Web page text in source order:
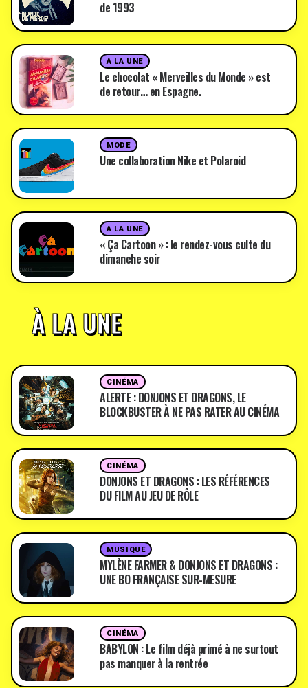
de 1993
A LA UNE
Le chocolat « Merveilles du Monde » est
de retour… en Espagne.
MODE
Une collaboration Nike et Polaroid
A LA UNE
« Ça Cartoon » : le rendez-vous culte du
dimanche soir
À LA UNE
CINÉMA
ALERTE : DONJONS ET DRAGONS, LE
BLOCKBUSTER À NE PAS RATER AU CINÉMA
CINÉMA
DONJONS ET DRAGONS : LES RÉFÉRENCES
DU FILM AU JEU DE RÔLE
MUSIQUE
MYLÈNE FARMER & DONJONS ET DRAGONS :
UNE BO FRANÇAISE SUR-MESURE
CINÉMA
BABYLON : Le film déjà primé à ne surtout
pas manquer à la rentrée